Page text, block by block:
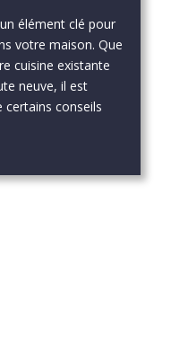
élément clé pour
votre maison. Que
cuisine existante
neuve, il est
certains conseils